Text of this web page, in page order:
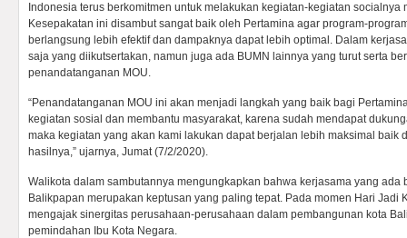
Indonesia terus berkomitmen untuk melakukan kegiatan-kegiatan socialnya
Kesepakatan ini disambut sangat baik oleh Pertamina agar program-
berlangsung lebih efektif dan dampaknya dapat lebih optimal. Dalam
saja yang diikutsertakan, namun juga ada BUMN lainnya yang turut serta
penandatanganan MOU.
“Penandatanganan MOU ini akan menjadi langkah yang baik bagi
kegiatan sosial dan membantu masyarakat, karena sudah mendapat
maka kegiatan yang akan kami lakukan dapat berjalan lebih maksimal baik
hasilnya,” ujarnya, Jumat (7/2/2020).
Walikota dalam sambutannya mengungkapkan bahwa kerjasama yang ada
Balikpapan merupakan keptusan yang paling tepat. Pada momen Hari Jadi
mengajak sinergitas perusahaan-perusahaan dalam pembangunan kota
pemindahan Ibu Kota Negara.